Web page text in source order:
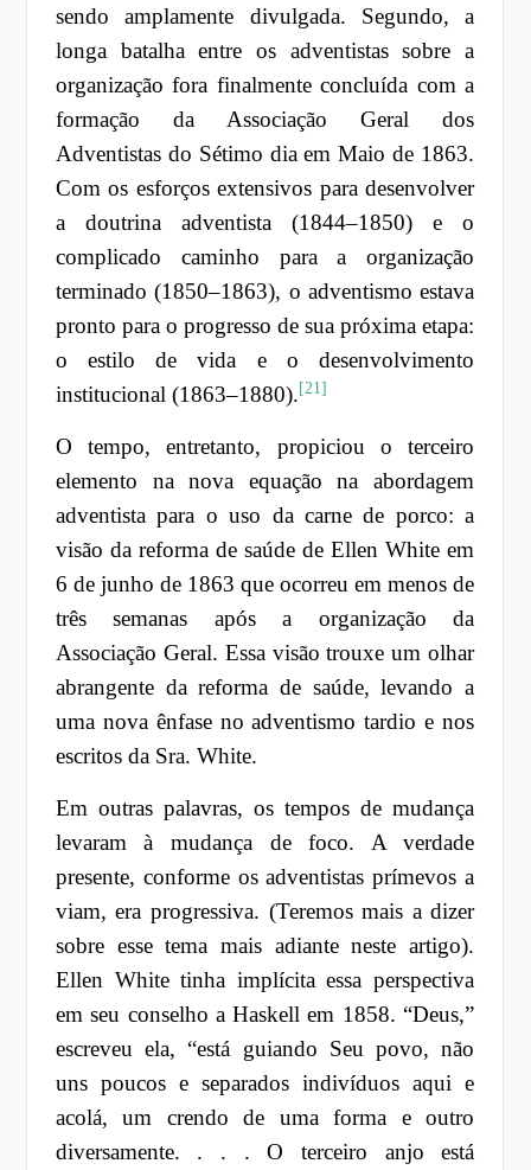
sendo amplamente divulgada. Segundo, a
longa batalha entre os adventistas sobre a
organização fora finalmente concluída com a
formação da Associação Geral dos
Adventistas do Sétimo dia em Maio de 1863.
Com os esforços extensivos para desenvolver
a doutrina adventista (1844–1850) e o
complicado caminho para a organização
terminado (1850–1863), o adventismo estava
pronto para o progresso de sua próxima etapa:
o estilo de vida e o desenvolvimento
institucional (1863–1880). [21]
O tempo, entretanto, propiciou o terceiro
elemento na nova equação na abordagem
adventista para o uso da carne de porco: a
visão da reforma de saúde de Ellen White em
6 de junho de 1863 que ocorreu em menos de
três semanas após a organização da
Associação Geral. Essa visão trouxe um olhar
abrangente da reforma de saúde, levando a
uma nova ênfase no adventismo tardio e nos
escritos da Sra. White.
Em outras palavras, os tempos de mudança
levaram à mudança de foco. A verdade
presente, conforme os adventistas prímevos a
viam, era progressiva. (Teremos mais a dizer
sobre esse tema mais adiante neste artigo).
Ellen White tinha implícita essa perspectiva
em seu conselho a Haskell em 1858. “Deus,”
escreveu ela, “está guiando Seu povo, não
uns poucos e separados indivíduos aqui e
acolá, um crendo de uma forma e outro
diversamente. . . . O terceiro anjo está